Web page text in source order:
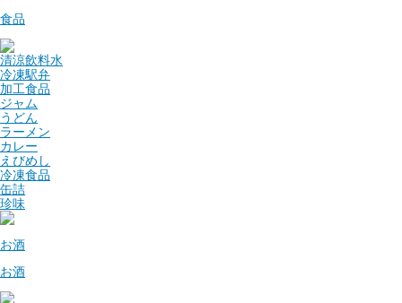
食品
清涼飲料水
冷凍駅弁
加工食品
ジャム
うどん
ラーメン
カレー
えびめし
冷凍食品
缶詰
珍味
お酒
お酒